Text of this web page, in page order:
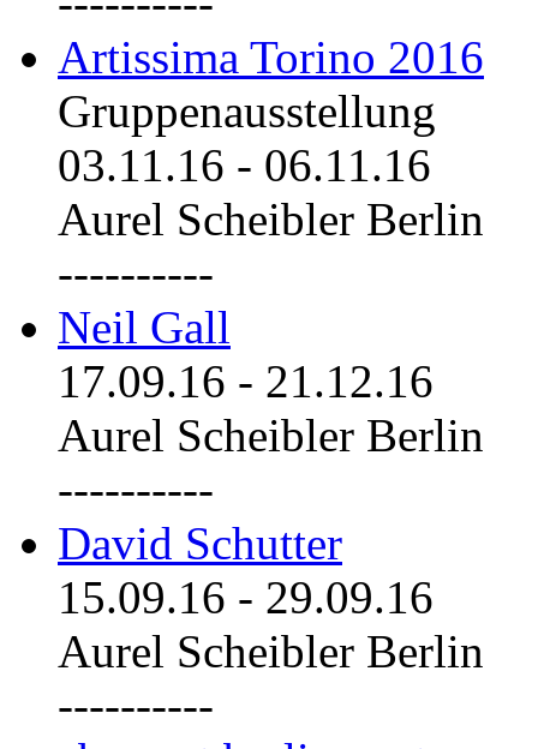
Artissima Torino 2016
Gruppenausstellung
03.11.16 - 06.11.16
Aurel Scheibler Berlin
----------
Neil Gall
17.09.16 - 21.12.16
Aurel Scheibler Berlin
----------
David Schutter
15.09.16 - 29.09.16
Aurel Scheibler Berlin
----------